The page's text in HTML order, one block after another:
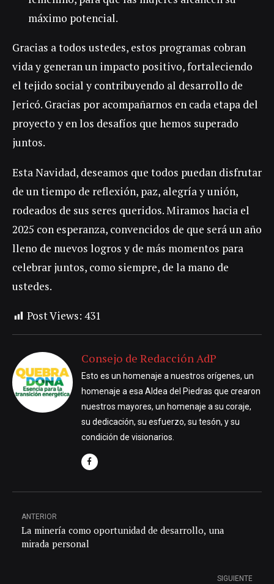
máximo potencial.
Gracias a todos ustedes, estos programas cobran
vida y generan un impacto positivo, fortaleciendo
el tejido social y contribuyendo al desarrollo de
Jericó. Gracias por acompañarnos en cada etapa del
proyecto y en los desafíos que hemos superado
juntos.
Esta Navidad, deseamos que todos puedan disfrutar
de un tiempo de reflexión, paz, alegría y unión,
rodeados de sus seres queridos. Miramos hacia el
2025 con esperanza, convencidos de que será un año
lleno de nuevos logros y de más momentos para
celebrar juntos, como siempre, de la mano de
ustedes.
Post Views: 431
Consejo de Redacción AdP
Esto es un homenaje a nuestros orígenes, un
homenaje a esa Aldea del Piedras que crearon
nuestros mayores, un homenaje a su coraje,
su dedicación, su esfuerzo, su tesón, y su
condición de visionarios.
ANTERIOR
La minería como oportunidad de desarrollo, una
mirada personal
SIGUIENTE